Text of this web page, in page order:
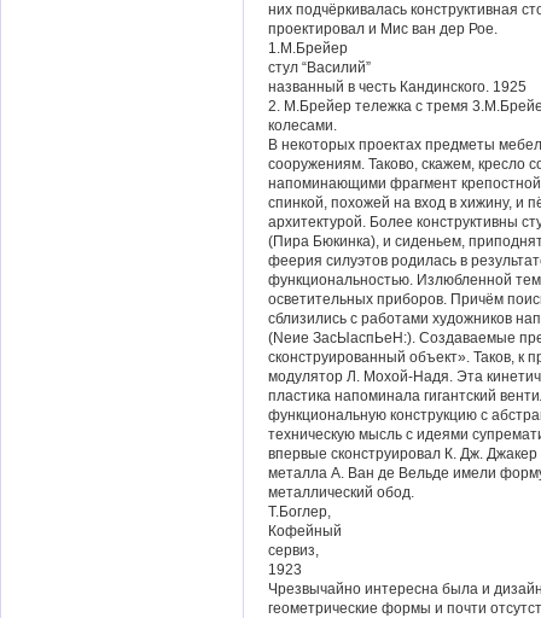
них подчёркивалась конструктивная
проектировал и Мис ван дер Рое.
1.М.Брейер
стул “Василий”
названный в честь Кандинского. 1925
2. М.Брейер тележка с тремя
колесами.
В некоторых проектах предметы
сооружениям. Таково, скажем, кресло
напоминающими фрагмент
спинкой, похожей на вход в хижину, и
архитектурой. Более конструктивны
(Пира Бюкинка), и сиденьем,
феерия силуэтов родилась в
функциональностью. Излюбленной
осветительных приборов. Причём
сблизились с работами художников
(Nеие ЗасЫаспЬеН:). Создаваемые
сконструированный объект». Таков, к
модулятор Л. Мохой-Надя. Эта
пластика напоминала гигантский
функциональную конструкцию с
техническую мысль с идеями
впервые сконструировал К. Дж.
металла А. Ван де Вельде имели
металлический обод.
Т.Боглер,
Кофейный
сервиз,
1923
Чрезвычайно интересна была и
геометрические формы и почти